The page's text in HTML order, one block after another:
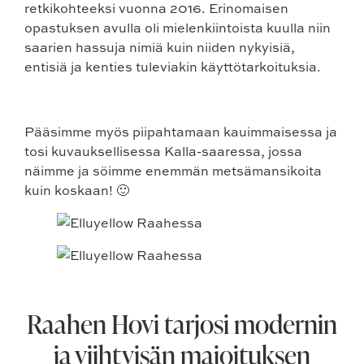
retkikohteeksi vuonna 2016. Erinomaisen
opastuksen avulla oli mielenkiintoista kuulla niin
saarien hassuja nimiä kuin niiden nykyisiä,
entisiä ja kenties tuleviakin käyttötarkoituksia.
Pääsimme myös piipahtamaan kauimmaisessa ja
tosi kuvauksellisessa Kalla-saaressa, jossa
näimme ja söimme enemmän metsämansikoita
kuin koskaan! 🙂
Raahen Hovi tarjosi modernin
ja viihtyisän majoituksen